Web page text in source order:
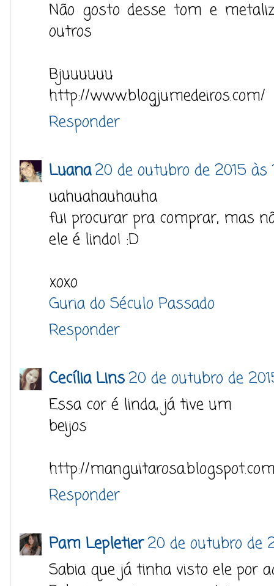
Não gosto desse tom e
outros
Bjuuuuuu
http://www.blogjumedeiros.com/
Responder
Luana20 de outubro de 2015 às
uahuahauhauha
fui procurar pra comprar, mas
ele é lindo! :D
xoxo
Guria do Século Passado
Responder
Cecília Lins20 de outubro de
Essa cor é linda, já tive um
beijos
http://
Responder
Pam Lepletier20 de outubro de
Sabia que já tinha visto ele por